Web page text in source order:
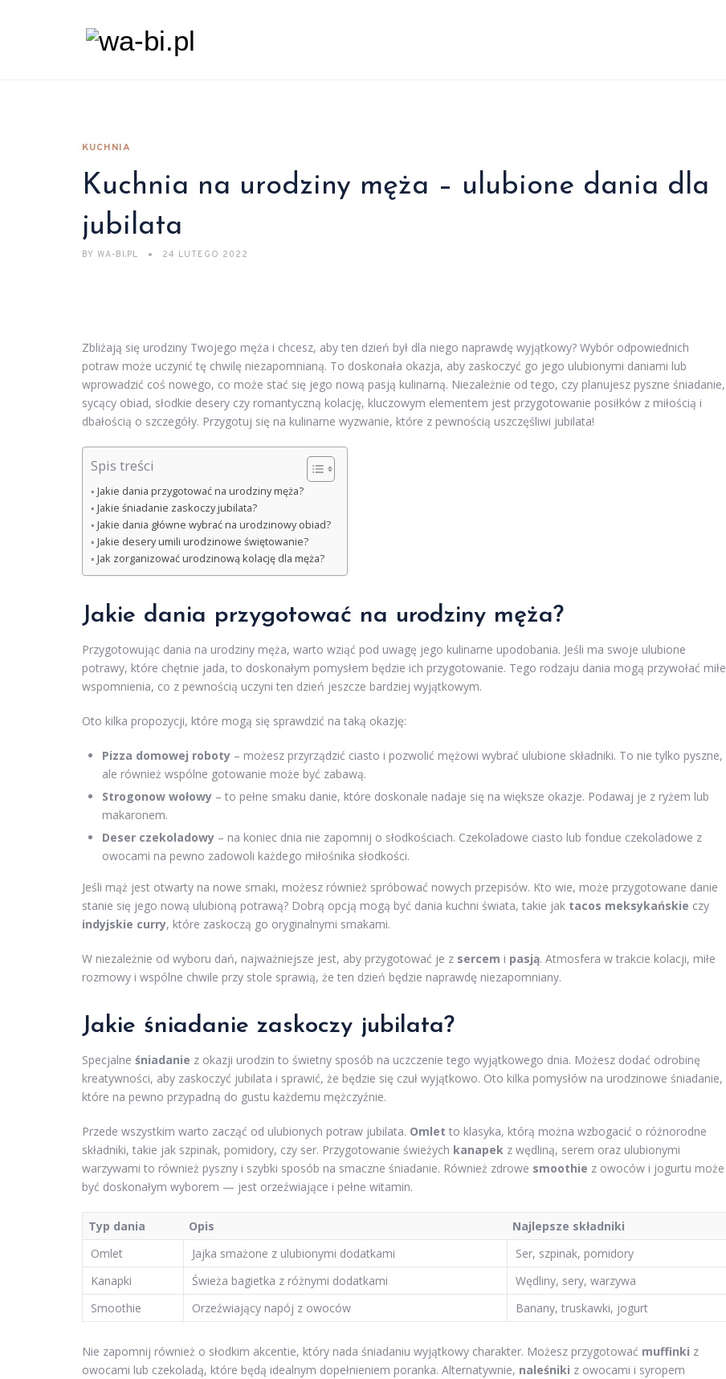
KUCHNIA
Kuchnia na urodziny męża – ulubione dania dla
jubilata
BY WA-BI.PL 24 LUTEGO 2022
Zbliżają się urodziny Twojego męża i chcesz, aby ten dzień był dla niego naprawdę wyjątkowy? Wybór odpowiednich
potraw może uczynić tę chwilę niezapomnianą. To doskonała okazja, aby zaskoczyć go jego ulubionymi daniami lub
wprowadzić coś nowego, co może stać się jego nową pasją kulinarną. Niezależnie od tego, czy planujesz pyszne śniadanie,
sycący obiad, słodkie desery czy romantyczną kolację, kluczowym elementem jest przygotowanie posiłków z miłością i
dbałością o szczegóły. Przygotuj się na kulinarne wyzwanie, które z pewnością uszczęśliwi jubilata!
Spis treści
Jakie dania przygotować na urodziny męża?
Jakie śniadanie zaskoczy jubilata?
Jakie dania główne wybrać na urodzinowy obiad?
Jakie desery umili urodzinowe świętowanie?
Jak zorganizować urodzinową kolację dla męża?
Jakie dania przygotować na urodziny męża?
Przygotowując dania na urodziny męża, warto wziąć pod uwagę jego kulinarne upodobania. Jeśli ma swoje ulubione
potrawy, które chętnie jada, to doskonałym pomysłem będzie ich przygotowanie. Tego rodzaju dania mogą przywołać miłe
wspomnienia, co z pewnością uczyni ten dzień jeszcze bardziej wyjątkowym.
Oto kilka propozycji, które mogą się sprawdzić na taką okazję:
Pizza domowej roboty – możesz przyrządzić ciasto i pozwolić mężowi wybrać ulubione składniki. To nie tylko pyszne,
ale również wspólne gotowanie może być zabawą.
Strogonow wołowy – to pełne smaku danie, które doskonale nadaje się na większe okazje. Podawaj je z ryżem lub
makaronem.
Deser czekoladowy – na koniec dnia nie zapomnij o słodkościach. Czekoladowe ciasto lub fondue czekoladowe z
owocami na pewno zadowoli każdego miłośnika słodkości.
Jeśli mąż jest otwarty na nowe smaki, możesz również spróbować nowych przepisów. Kto wie, może przygotowane danie
stanie się jego nową ulubioną potrawą? Dobrą opcją mogą być dania kuchni świata, takie jak tacos meksykańskie czy
indyjskie curry, które zaskoczą go oryginalnymi smakami.
W niezależnie od wyboru dań, najważniejsze jest, aby przygotować je z sercem i pasją. Atmosfera w trakcie kolacji, miłe
rozmowy i wspólne chwile przy stole sprawią, że ten dzień będzie naprawdę niezapomniany.
Jakie śniadanie zaskoczy jubilata?
Specjalne śniadanie z okazji urodzin to świetny sposób na uczczenie tego wyjątkowego dnia. Możesz dodać odrobinę
kreatywności, aby zaskoczyć jubilata i sprawić, że będzie się czuł wyjątkowo. Oto kilka pomysłów na urodzinowe śniadanie,
które na pewno przypadną do gustu każdemu mężczyźnie.
Przede wszystkim warto zacząć od ulubionych potraw jubilata. Omlet to klasyka, którą można wzbogacić o różnorodne
składniki, takie jak szpinak, pomidory, czy ser. Przygotowanie świeżych kanapek z wędliną, serem oraz ulubionymi
warzywami to również pyszny i szybki sposób na smaczne śniadanie. Również zdrowe smoothie z owoców i jogurtu może
być doskonałym wyborem — jest orzeźwiające i pełne witamin.
Typ dania Opis
Najlepsze składniki
Omlet
Jajka smażone z ulubionymi dodatkami
Ser, szpinak, pomidory
Kanapki
Świeża bagietka z różnymi dodatkami
Wędliny, sery, warzywa
Smoothie
Orzeźwiający napój z owoców Banany, truskawki, jogurt
Nie zapomnij również o słodkim akcentie, który nada śniadaniu wyjątkowy charakter. Możesz przygotować muffinki z
owocami lub czekoladą, które będą idealnym dopełnieniem poranka. Alternatywnie, naleśniki z owocami i syropem